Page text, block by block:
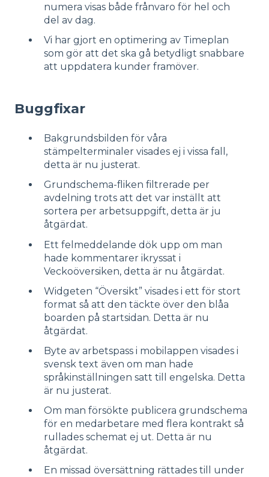
numera visas både frånvaro för hel och
del av dag.
Vi har gjort en optimering av Timeplan
som gör att det ska gå betydligt snabbare
att uppdatera kunder framöver.
Buggfixar
Bakgrundsbilden för våra
stämpelterminaler visades ej i vissa fall,
detta är nu justerat.
Grundschema-fliken filtrerade per
avdelning trots att det var inställt att
sortera per arbetsuppgift, detta är ju
åtgärdat.
Ett felmeddelande dök upp om man
hade kommentarer ikryssat i
Veckoöversiken, detta är nu åtgärdat.
Widgeten “Översikt” visades i ett för stort
format så att den täckte över den blåa
boarden på startsidan. Detta är nu
åtgärdat.
Byte av arbetspass i mobilappen visades i
svensk text även om man hade
språkinställningen satt till engelska. Detta
är nu justerat.
Om man försökte publicera grundschema
för en medarbetare med flera kontrakt så
rullades schemat ej ut. Detta är nu
åtgärdat.
En missad översättning rättades till under